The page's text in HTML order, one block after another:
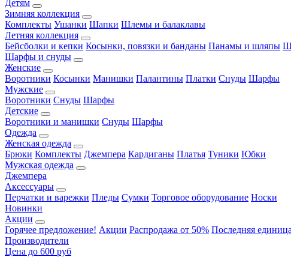
Детям
Зимняя коллекция
Комплекты Ушанки Шапки Шлемы и балаклавы
Летняя коллекция
Бейсболки и кепки Косынки, повязки и банданы Панамы и шляпы
Шарфы и снуды
Женские
Воротники Косынки Манишки Палантины Платки Снуды Шарфы
Мужские
Воротники Снуды Шарфы
Детские
Воротники и манишки Снуды Шарфы
Одежда
Женская одежда
Брюки Комплекты Джемпера Кардиганы Платья Туники Юбки
Мужская одежда
Джемпера
Аксессуары
Перчатки и варежки Пледы Сумки Торговое оборудование Носки
Новинки
Акции
Горячее предложение! Акции Распродажа от 50% Последняя единица
Производители
Цена до 600 руб